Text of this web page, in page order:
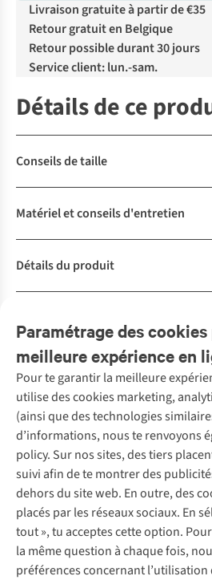
Livraison gratuite à partir de €35
Retour gratuit en Belgique
Retour possible durant 30 jours
Service client: lun.-sam.
Détails de ce
Conseils de taille
Matériel et conseils d'entretien
Détails du produit
Paramétrage des
meilleure expérience en
Pour te garantir la meilleure
utilise des cookies marketing,
(ainsi que des technologies
d’informations, nous te renvoyons
policy. Sur nos sites, des tiers
suivi afin de te montrer des
dehors du site web. En outre, des
placés par les réseaux sociaux. En
tout », tu acceptes cette option.
la même question à chaque fois,
préférences concernant
Service client
Questions fréquentes
Commander
Payer
10 % réduction étudiants
Klarna : post-paiement
Livraison
Retourner
Rétractation d'une commande
Nos services
Vintage - ReJUsed
Atelier de couture
Personal shopping
Boîte à vêtements
Événements / ateliers
Juttu
Qui sommes-nous ?
Juttu Friends
Inspiration
Travailler chez Juttu
Abonne-toi à la newsletter